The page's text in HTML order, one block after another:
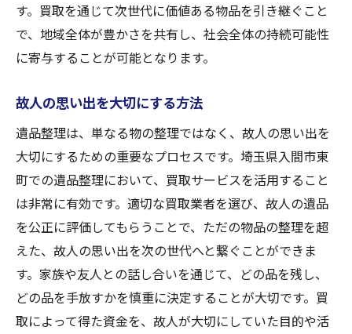
す。買取を通じて次世代に価値ある物品を引き継ぐこと
で、地域全体が豊かさを共有し、社会全体の持続可能性
に寄与することが可能となります。
故人の思い出を大切にする方法
遺品整理は、単なる物の整理ではなく、故人の思い出を
大切にするための重要なプロセスです。埼玉県入間市東
町での遺品整理において、買取サービスを活用すること
は非常に有効です。適切な買取業者を選び、故人の遺品
を公正に評価してもらうことで、ただの物品の整理を超
えた、故人の思い出を次の世代へと繋ぐことができま
す。家族や友人との話し合いを通じて、どの品を残し、
どの品を手放すかを慎重に決定することが大切です。買
取によって得た資金を、故人が大切にしていた目的や活